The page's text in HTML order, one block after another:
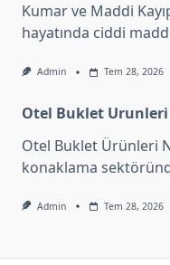
Kumar ve Maddi
hayatında ciddi
Admin Tem 28, 2026
Otel Buklet
Otel Buklet Ürünleri
konaklama
Admin Tem 28, 2026